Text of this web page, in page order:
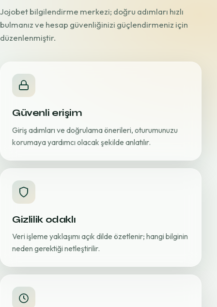
Jojobet bilgilendirme merkezi; doğru adımları hızlı
bulmanız ve hesap güvenliğinizi güçlendirmeniz için
düzenlenmiştir.
Güvenli erişim
Giriş adımları ve doğrulama önerileri, oturumunuzu
korumaya yardımcı olacak şekilde anlatılır.
Gizlilik odaklı
Veri işleme yaklaşımı açık dilde özetlenir; hangi bilginin
neden gerektiği netleştirilir.